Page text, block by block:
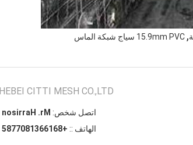
, 15.9mm PVC سياج شبكة الماس
HEBEI CITTI MESH CO.,LTD
اتصل شخص: Mr. Harrison
الهاتف :: +8616631807785